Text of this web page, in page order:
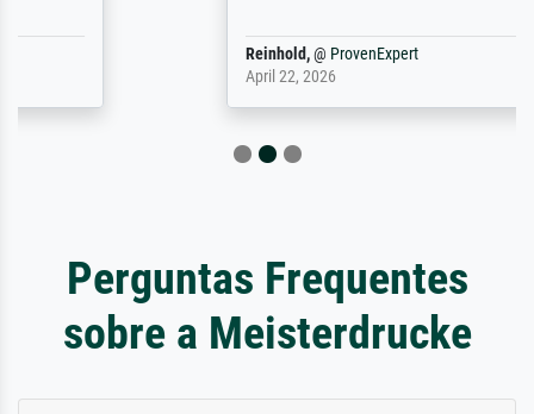
ProvenExpert
Perguntas Frequentes
sobre a Meisterdrucke